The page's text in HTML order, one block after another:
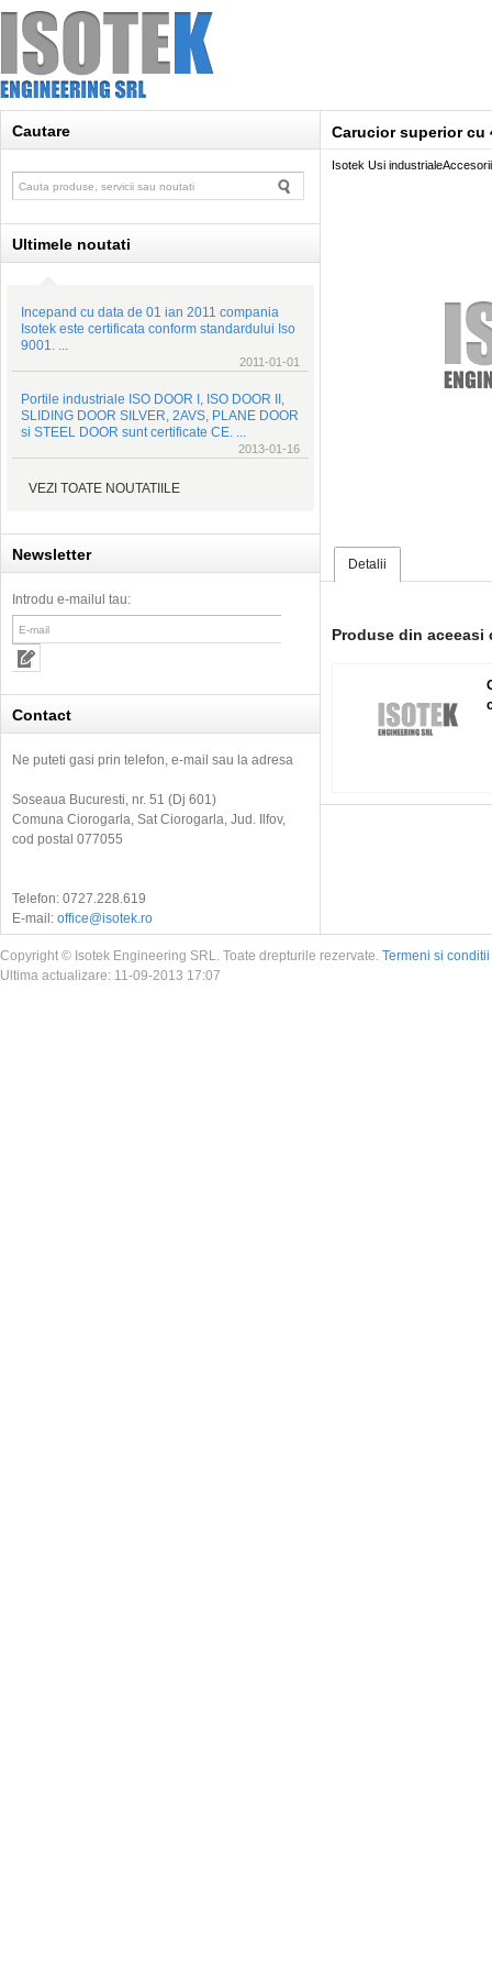
Carucior superior cu
Isotek Usi
Detalii
Produse din aceeasi
Cautare
Ultimele noutati
Incepand cu data de 01 ian 2011 compania
Isotek este certificata conform standardului Iso
9001. ...
2011-01-01
Portile industriale ISO DOOR I, ISO DOOR II,
SLIDING DOOR SILVER, 2AVS, PLANE DOOR
si STEEL DOOR sunt certificate CE. ...
2013-01-16
VEZI TOATE NOUTATIILE
Newsletter
Introdu e-mailul tau:
Contact
Ne puteti gasi prin telefon, e-mail sau la adresa
Soseaua Bucuresti, nr. 51 (Dj 601)
Comuna Ciorogarla, Sat Ciorogarla, Jud. Ilfov,
cod postal 077055
Telefon: 0727.228.619
E-mail: office@isotek.ro
Copyright © Isotek Engineering SRL. Toate drepturile rezervate. Termeni si conditii
Ultima actualizare: 11-09-2013 17:07